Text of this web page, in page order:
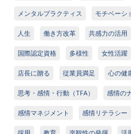
メンタルプラクティス モチベーシ
人生 働き方改革 共感力の活用
国際認定資格 多様性 女性活躍
店長に贈る 従業員満足 心の健
思考・感情・行動（TFA） 感情の
感情マネジメント 感情リテラシー